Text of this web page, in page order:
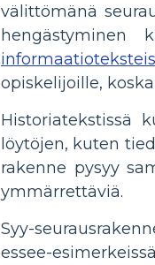
välittömänä
opiskelijoille,
Historiatekstissä
löytöjen, kuten
rakenne pysyy
ymmärrettäviä.
Syy-
essee-